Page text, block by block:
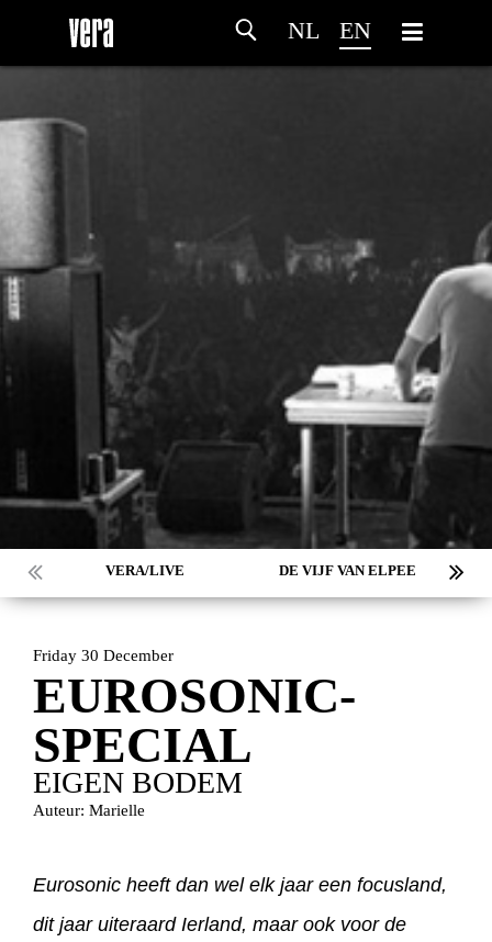
NL EN
VERA/LIVE DE VIJF VAN ELPEE
Friday 30 December
EUROSONIC-
SPECIAL
EIGEN BODEM
Auteur: Marielle
Eurosonic heeft dan wel elk jaar een focusland,
dit jaar uiteraard Ierland, maar ook voor de